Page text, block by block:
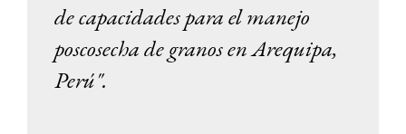
de capacidades para el manejo
poscosecha de granos en Arequipa,
Perú".